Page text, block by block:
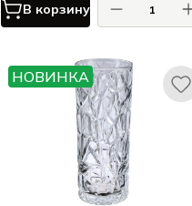
В корзину
НОВИНКА